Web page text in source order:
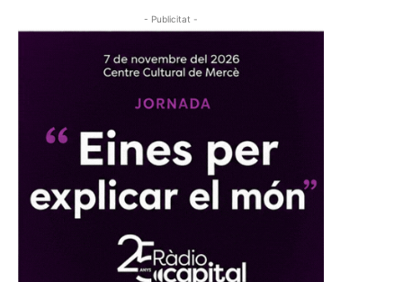
- Publicitat -